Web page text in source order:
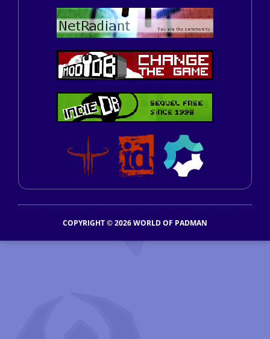
COPYRIGHT © 2026 WORLD OF PADMAN